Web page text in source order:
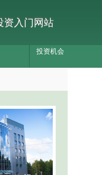
资入门网站
投资机会